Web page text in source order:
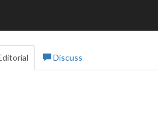
Discuss